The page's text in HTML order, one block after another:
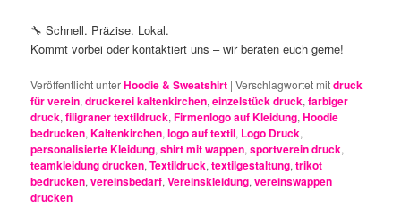
🔧 Schnell. Präzise. Lokal.
Kommt vorbei oder kontaktiert uns – wir beraten euch gerne!
Veröffentlicht unterHoodie & Sweatshirt |Verschlagwortet mitdruck
für verein,druckerei kaltenkirchen,einzelstück druck,farbiger
druck,filigraner textildruck,Firmenlogo auf Kleidung,Hoodie
bedrucken,Kaltenkirchen,logo auf textil, Logo Druck,
personalisierte Kleidung,shirt mit wappen,sportverein druck,
teamkleidung drucken,Textildruck,textilgestaltung,trikot
bedrucken,vereinsbedarf,Vereinskleidung,vereinswappen
drucken